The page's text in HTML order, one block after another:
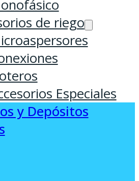
de riego
Especiales
y Depósitos